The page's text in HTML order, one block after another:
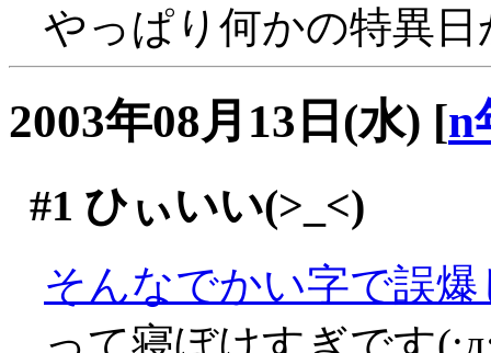
やっぱり何かの特異
2003年08月13日(水) [n
#1 ひぃいい(>_<)
そんなでかい字で誤